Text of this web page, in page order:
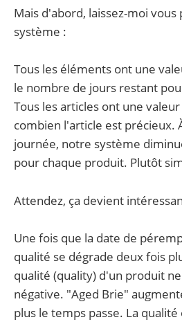
Mais d'abord, laissez-moi
système :
Tous les éléments ont une
le nombre de jours restant
Tous les articles ont une
combien l'article est précieux.
journée, notre système
pour chaque produit. Plutôt
Attendez, ça devient
Une fois que la date de
qualité se dégrade deux fois
qualité (quality) d'un produit
négative. "Aged Brie"
plus le temps passe. La